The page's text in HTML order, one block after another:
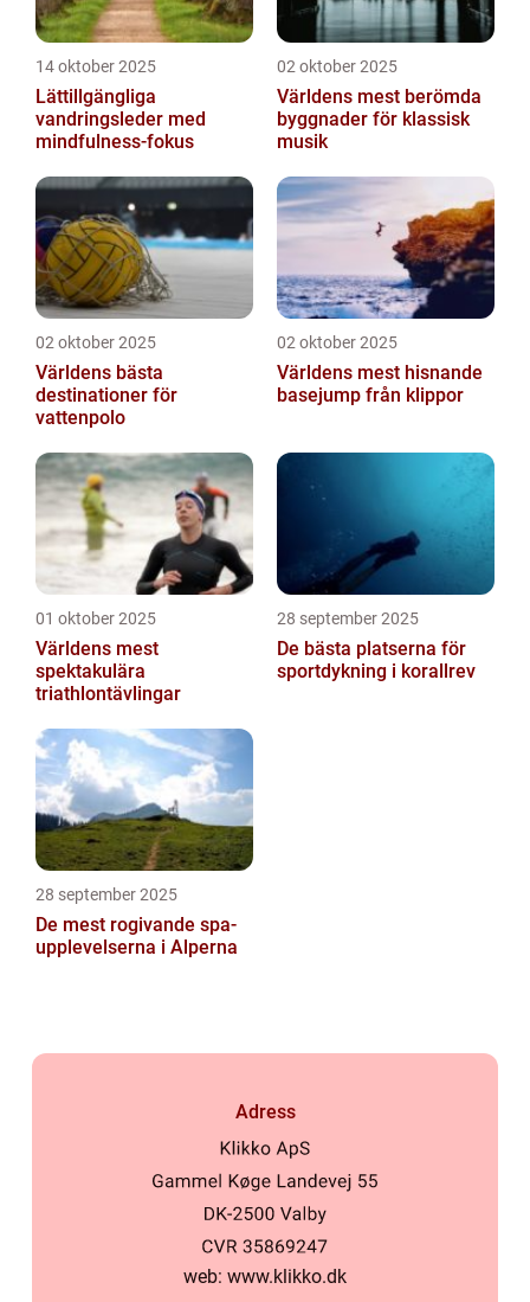
14 oktober 2025
Lättillgängliga
vandringsleder med
mindfulness-fokus
02 oktober 2025
Världens mest berömda
byggnader för klassisk
musik
02 oktober 2025
Världens bästa
destinationer för
vattenpolo
02 oktober 2025
Världens mest hisnande
basejump från klippor
01 oktober 2025
Världens mest
spektakulära
triathlontävlingar
28 september 2025
De bästa platserna för
sportdykning i korallrev
28 september 2025
De mest rogivande spa-
upplevelserna i Alperna
Adress
web: www.klikko.dk